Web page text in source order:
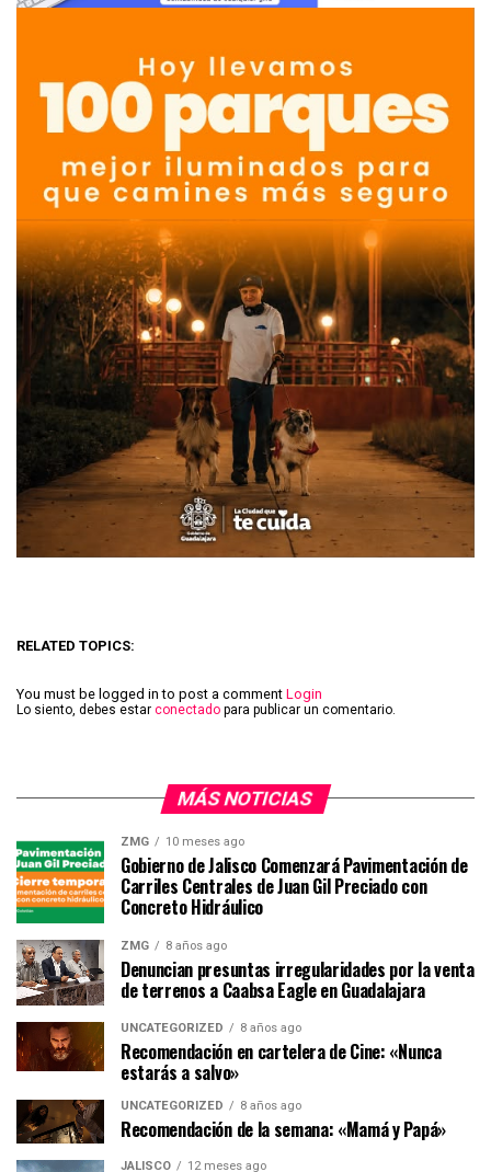
RELATED TOPICS:
You must be logged in to post a comment Login
Lo siento, debes estar conectado para publicar un comentario.
MÁS NOTICIAS
ZMG 10 meses ago
Gobierno de Jalisco Comenzará Pavimentación de
Carriles Centrales de Juan Gil Preciado con
Concreto Hidráulico
ZMG 8 años ago
Denuncian presuntas irregularidades por la venta
de terrenos a Caabsa Eagle en Guadalajara
UNCATEGORIZED 8 años ago
Recomendación en cartelera de Cine: «Nunca
estarás a salvo»
UNCATEGORIZED 8 años ago
Recomendación de la semana: «Mamá y Papá»
JALISCO 12 meses ago